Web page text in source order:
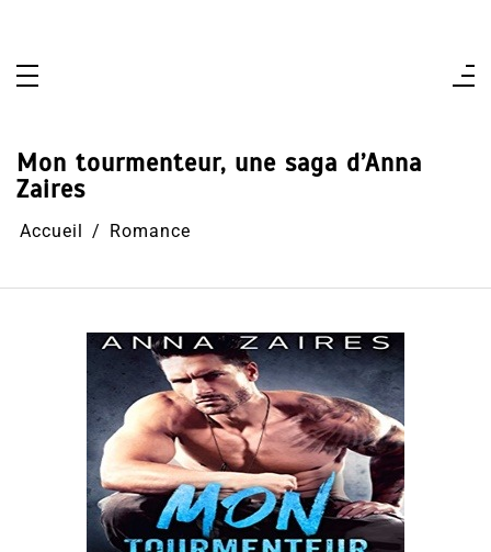
Mon tourmenteur, une saga d’Anna
Zaires
Accueil Romance